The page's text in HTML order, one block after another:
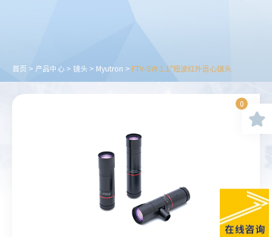
首页 > 产品中心 > 镜头 > Myutron > FTV-SW 1.1"短波红外远心镜头
0